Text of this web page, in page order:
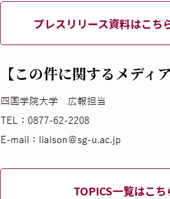
プレスリリース資料はこち
【この件に関するメディ
TOPICS一覧はこち